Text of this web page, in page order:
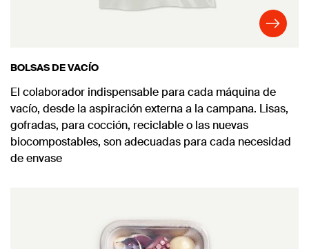
BOLSAS DE VACÍO
El colaborador indispensable para cada máquina de
vacío, desde la aspiración externa a la campana. Lisas,
gofradas, para cocción, reciclable o las nuevas
biocompostables, son adecuadas para cada necesidad
de envase